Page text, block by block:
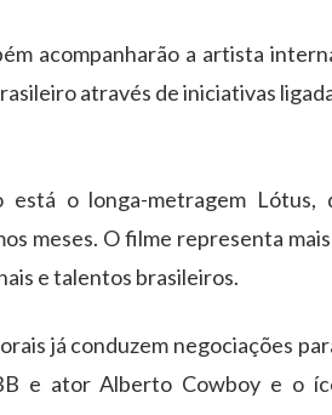
acompanharão a artista
através de iniciativas
está o longa-metragem
meses. O filme representa
e talentos brasileiros.
já conduzem negociações
e ator Alberto Cowboy e o